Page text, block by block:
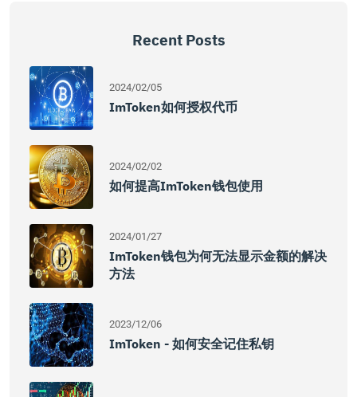
Recent Posts
2024/02/05
ImToken如何授权代币
2024/02/02
如何提高imToken钱包使用
2024/01/27
ImToken钱包为何无法显示金额的解决
方法
2023/12/06
ImToken - 如何安全记住私钥